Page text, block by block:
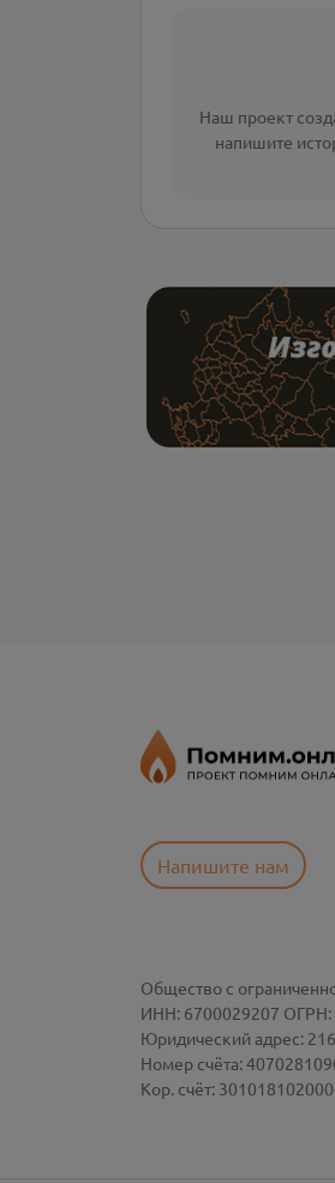
Наш проект
напишите
Напишите нам
Общество с
ИНН: 6700029207 ОГРН:
Юридический адрес:
Номер счёта:
Кор. счёт: